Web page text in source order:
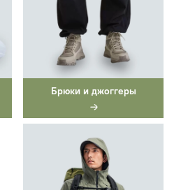
Брюки и джоггеры